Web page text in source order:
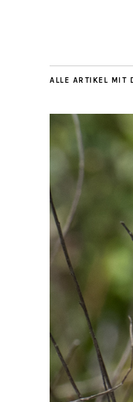
ALLE ARTIKEL MIT